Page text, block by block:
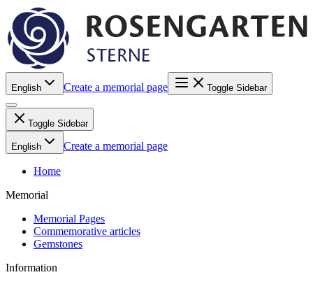
English Create a memorial page Toggle Sidebar
Toggle Sidebar
English Create a memorial page
Home
Memorial
Memorial Pages
Commemorative articles
Gemstones
Information